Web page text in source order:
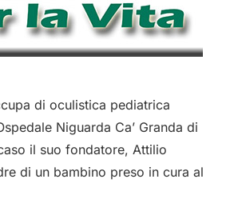
di oculistica pediatrica
Niguarda Ca’ Granda di
il suo fondatore, Attilio
di un bambino preso in cura al